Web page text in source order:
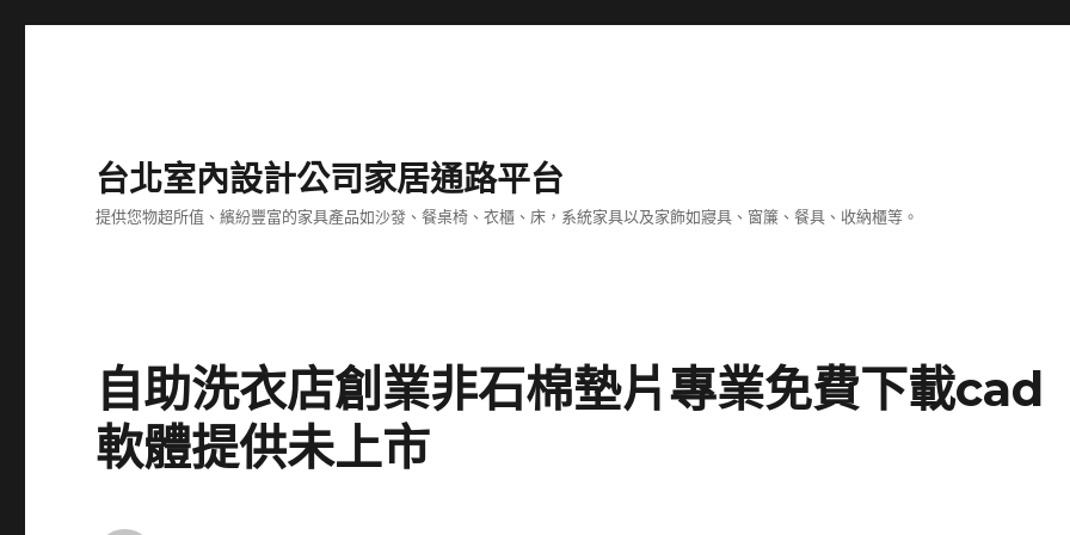
台北室內設計公司家居通路平台
提供您物超所值、繽紛豐富的家具產品如沙發、餐桌椅、衣櫃、床，系統家具以及家飾如寢具、窗簾、餐具、收納櫃等。
自助洗衣店創業非石棉墊片專業免費下載cad
軟體提供未上市